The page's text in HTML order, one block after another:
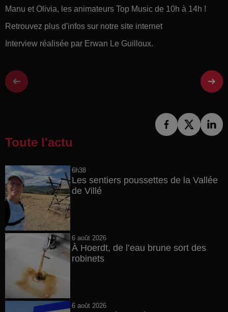
Manu et Olivia, les animateurs Top Music de 10h à 14h !
Retrouvez plus d'infos sur notre site internet
Interview réalisée par Erwan Le Guilloux.
Toute l'actu
6h38
Les sentiers poussettes de la Vallée
de Villé
6 août 2026
À Hoerdt, de l’eau brune sort des
robinets
6 août 2026